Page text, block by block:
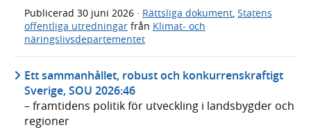
Publicerad 30 juni 2026 · Rättsliga dokument, Statens
offentliga utredningar från Klimat- och
näringslivsdepartementet
Ett sammanhållet, robust och konkurrenskraftigt
Sverige, SOU 2026:46
– framtidens politik för utveckling i landsbygder och
regioner